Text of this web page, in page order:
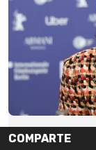
COMPARTE